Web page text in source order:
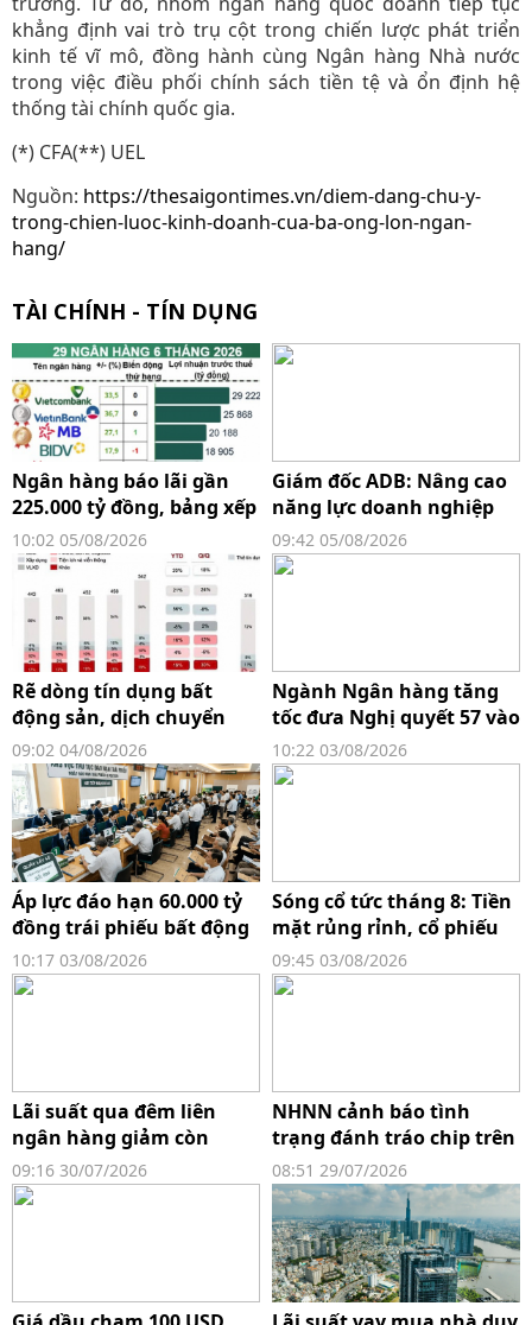
khẳng định vai trò trụ cột trong chiến lược phát triển
kinh tế vĩ mô, đồng hành cùng Ngân hàng Nhà nước
trong việc điều phối chính sách tiền tệ và ổn định hệ
thống tài chính quốc gia.
(*) CFA(**) UEL
Nguồn: https://thesaigontimes.vn/diem-dang-chu-y-
trong-chien-luoc-kinh-doanh-cua-ba-ong-lon-ngan-
hang/
TÀI CHÍNH - TÍN DỤNG
Ngân hàng báo lãi gần
225.000 tỷ đồng, bảng xếp
hạng lợi nhuận xuất hiện
màn "đổi ngôi" ngoạn
mục
10:02 05/08/2026
Giám đốc ADB: Nâng cao
năng lực doanh nghiệp
Việt không đồng nghĩa
với giảm vai trò FDI
09:42 05/08/2026
Rẽ dòng tín dụng bất
động sản, dịch chuyển
vốn khỏi phân khúc đầu
cơ
09:02 04/08/2026
Ngành Ngân hàng tăng
tốc đưa Nghị quyết 57 vào
cuộc sống
10:22 03/08/2026
Áp lực đáo hạn 60.000 tỷ
đồng trái phiếu bất động
sản: Phân hóa gay gắt và
bài toán rủi ro cho ngân
10:17 03/08/2026
Sóng cổ tức tháng 8: Tiền
mặt rủng rỉnh, cổ phiếu
nhân đôi
09:45 03/08/2026
Lãi suất qua đêm liên
ngân hàng giảm còn
2,2%/năm, thấp nhất từ
đầu năm
09:16 30/07/2026
NHNN cảnh báo tình
trạng đánh tráo chip trên
thẻ, giao dịch chiếm đoạt
tài sản
08:51 29/07/2026